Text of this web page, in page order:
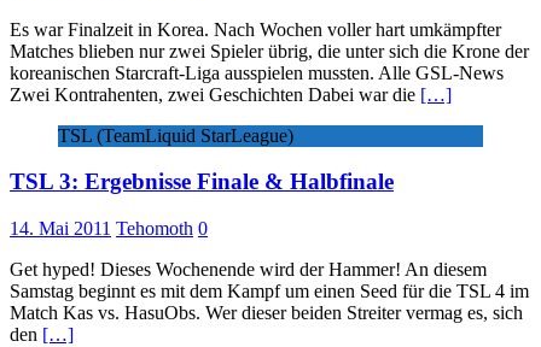
Es war Finalzeit in Korea. Nach Wochen voller hart umkämpfter
Matches blieben nur zwei Spieler übrig, die unter sich die Krone der
koreanischen Starcraft-Liga ausspielen mussten. Alle GSL-News
Zwei Kontrahenten, zwei Geschichten Dabei war die […]
TSL (TeamLiquid StarLeague)
TSL 3: Ergebnisse Finale & Halbfinale
14. Mai 2011 Tehomoth 0
Get hyped! Dieses Wochenende wird der Hammer! An diesem
Samstag beginnt es mit dem Kampf um einen Seed für die TSL 4 im
Match Kas vs. HasuObs. Wer dieser beiden Streiter vermag es, sich
den […]